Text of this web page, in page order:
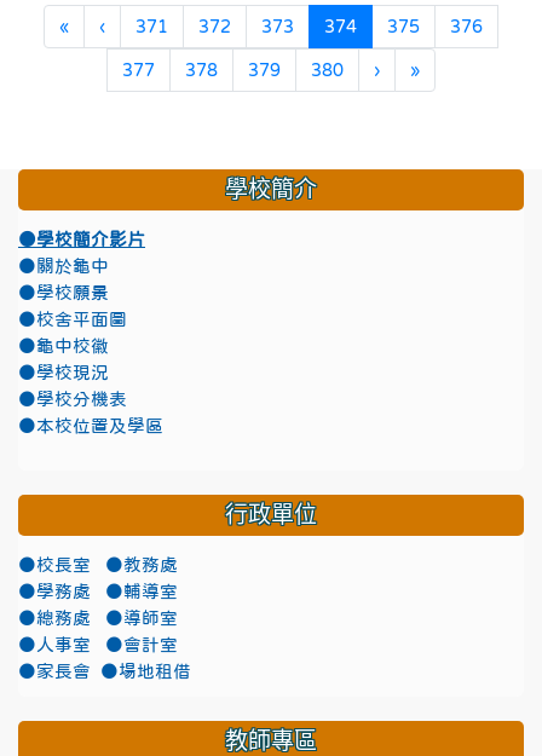
«第一頁
‹上一頁
371 372 373 374(目前頁次)
375 376
377 378 379 380 ›下一頁
»最後頁
學校簡介
●學校簡介影片
●關於龜中
●學校願景
●校舍平面圖
●龜中校徽
●學校現況
●學校分機表
●本校位置及學區
行政單位
●校長室
●教務處
●學務處
●輔導室
●總務處
●導師室
●人事室
●會計室
●家長會
●場地租借
教師專區